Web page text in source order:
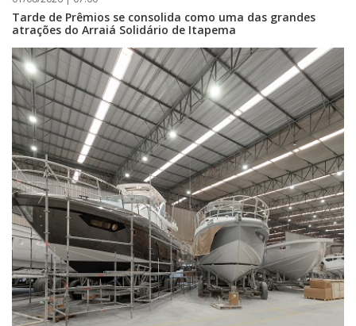
06/08/2026 | 07:00
Camboriú: exposição de arte transforma o Paço Municipal em um espaço
de cultura
Tarde de Prêmios se consolida como uma das grandes
atrações do Arraiá Solidário de Itapema